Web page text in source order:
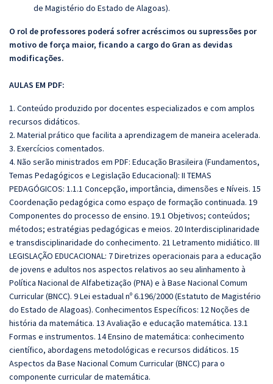
de Magistério do Estado de Alagoas).
O rol de professores poderá sofrer acréscimos ou supressões por
motivo de força maior, ficando a cargo do Gran as devidas
modificações.
AULAS EM PDF:
1. Conteúdo produzido por docentes especializados e com amplos
recursos didáticos.
2. Material prático que facilita a aprendizagem de maneira acelerada.
3. Exercícios comentados.
4. Não serão ministrados em PDF: Educação Brasileira (Fundamentos,
Temas Pedagógicos e Legislação Educacional): II TEMAS
PEDAGÓGICOS: 1.1.1 Concepção, importância, dimensões e Níveis. 15
Coordenação pedagógica como espaço de formação continuada. 19
Componentes do processo de ensino. 19.1 Objetivos; conteúdos;
métodos; estratégias pedagógicas e meios. 20 Interdisciplinaridade
e transdisciplinaridade do conhecimento. 21 Letramento midiático. III
LEGISLAÇÃO EDUCACIONAL: 7 Diretrizes operacionais para a educação
de jovens e adultos nos aspectos relativos ao seu alinhamento à
Política Nacional de Alfabetização (PNA) e à Base Nacional Comum
Curricular (BNCC). 9 Lei estadual nº 6.196/2000 (Estatuto de Magistério
do Estado de Alagoas). Conhecimentos Específicos: 12 Noções de
história da matemática. 13 Avaliação e educação matemática. 13.1
Formas e instrumentos. 14 Ensino de matemática: conhecimento
científico, abordagens metodológicas e recursos didáticos. 15
Aspectos da Base Nacional Comum Curricular (BNCC) para o
componente curricular de matemática.